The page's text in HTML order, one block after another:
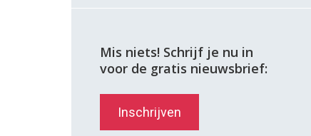
Mis niets! Schrijf je nu in
voor de gratis nieuwsbrief:
Inschrijven